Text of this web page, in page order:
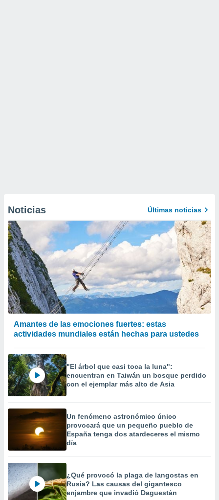
Noticias Últimas noticias
Amantes de las emociones fuertes: estas
actividades mundiales están hechas para ustedes
"El árbol que casi toca la luna":
encuentran en Taiwán un bosque perdido
con el ejemplar más alto de Asia
Un fenómeno astronómico único
provocará que un pequeño pueblo de
España tenga dos atardeceres el mismo
día
¿Qué provocó la plaga de langostas en
Rusia? Las causas del gigantesco
enjambre que invadió Daguestán